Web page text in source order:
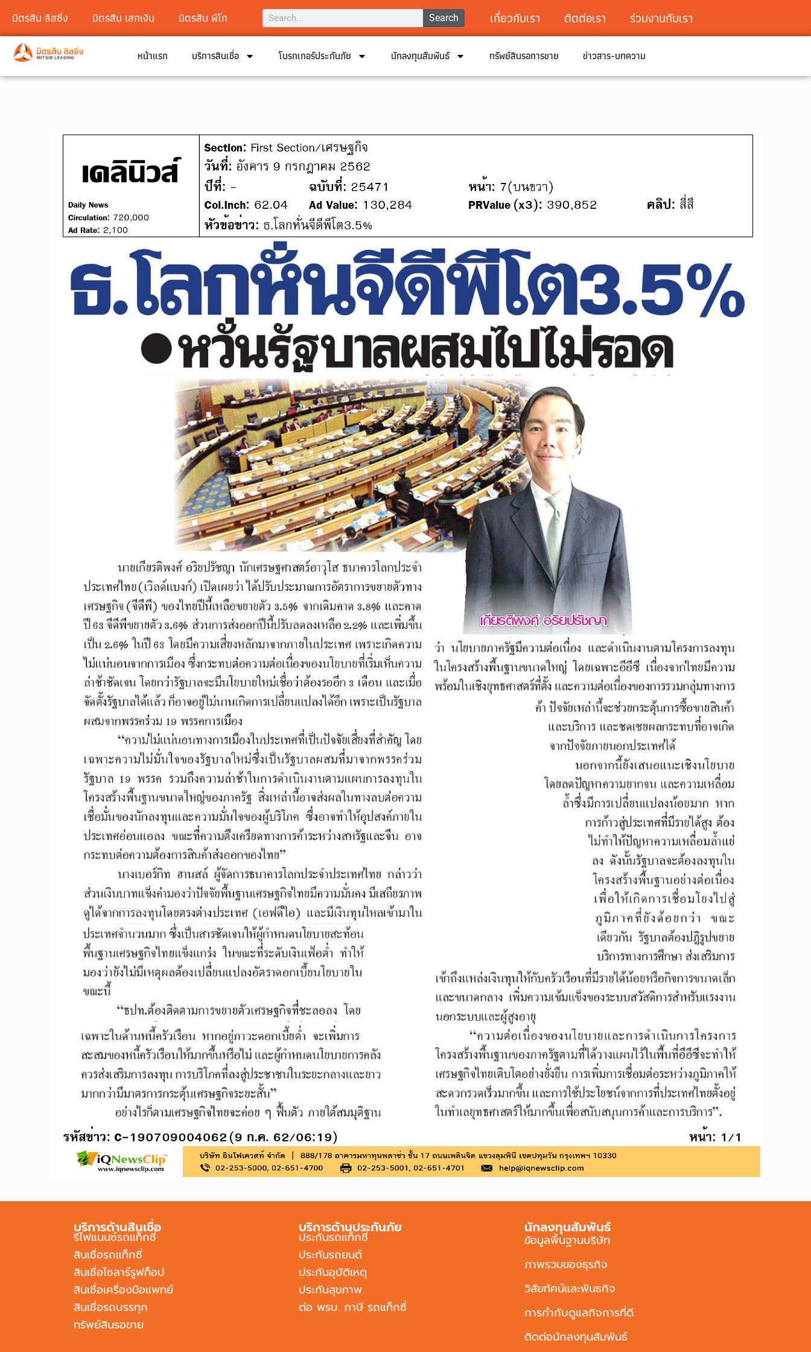
มิตรสิบ ลิสซิ่ง มิตรสิบ เสกเงิน มิตรสิบ พิโก Search เกี่ยวกับเรา ติตต่อเรา ร่วมงานกับเรา
หน้าแรก บริการสินเชื่อ โบรกเกอร์ประกันภัย นักลงทุนสัมพันธ์ ทรัพย์สินรอการขาย ข่าวสาร-บทความ
บริการด้านสินเชื่อ
รีไฟแนนซ์รถแท็กซี่
สินเชื่อรถแท็กซี่
สินเชื่อโซลาร์รูฟท็อป
สินเชื่อเครื่องมือแพทย์
สินเชื่อรถบรรทุก
ทรัพย์สินรอขาย
บริการด้านประกันภัย
ประกันรถแท็กซี่
ประกันรถยนต์
ประกันอุบัติเหตุ
ประกันสุขภาพ
ต่อ พรบ. ภาษี รถแท็กซี่
นักลงทุนสัมพันธ์
ข้อมูลพื้นฐานบริษัท
ภาพรวมของธุรกิจ
วิสัยทัศน์และพันธกิจ
การกำกับดูแลกิจการที่ดี
ติดต่อนักลงทุนสัมพันธ์